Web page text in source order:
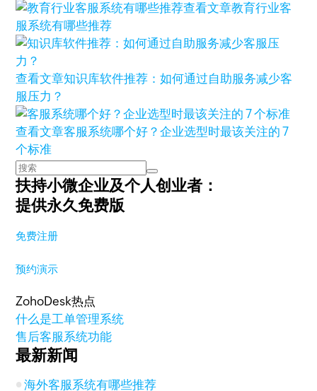
查看文章教育行业客
服系统有哪些推荐
查看文章知识库软件推荐：如何通过自助服务减少客
服压力？
查看文章客服系统哪个好？企业选型时最该关注的 7
个标准
扶持小微企业及个人创业者：
提供永久免费版
免费注册
预约演示
ZohoDesk热点
什么是工单管理系统
售后客服系统功能
最新新闻
海外客服系统有哪些推荐